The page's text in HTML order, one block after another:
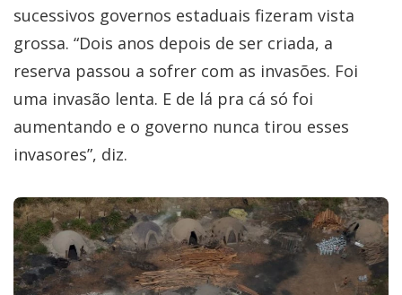
sucessivos governos estaduais fizeram vista
grossa. “Dois anos depois de ser criada, a
reserva passou a sofrer com as invasões. Foi
uma invasão lenta. E de lá pra cá só foi
aumentando e o governo nunca tirou esses
invasores”, diz.